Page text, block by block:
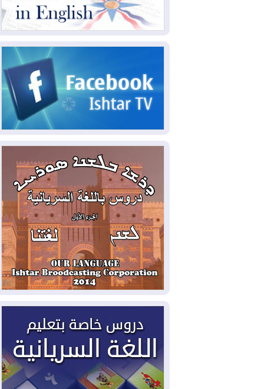
2026-08-06ائتلاف ادارة الدولة: من
يقومون بسلوك يهدد امن البلاد خارجون عن
بعد هجومين قرب باب المندب..
تحذيرات من تصعيد يهدد الملاحة في البحر
الأحمر
مئات القاصرين بلا مأوى.. أزمة
سبتة تتصاعد وتضغط على مدريد
2026-08-05
لمدة عام.. بدء توريد 100
مليون قدم مكعب يومياً من غاز كورمور في
إقليم كوردستان إلى وزارة الكهرباء العراقية
2026-08-05
15كارثة بيئية ومناخية ترسم
ملامح أخطر التحديات التي تواجه العراق
اليوم
2026-08-05
حرائق فرنسا.. توقيف 402
شخص بينهم 156 قاصرا منذ بداية موسم
الحرائق
سومو: إنتاج النفط في إقليم
كوردستان انخفض إلى أقل من 10%
2026-08-04ملفات حقبة الكاظمي تعود إلى
الواجهة.. أنباء عن مراجعات قضائية
وتحقيقات أوسع في قضايا فساد